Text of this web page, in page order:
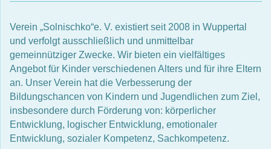
Verein „Solnischko“e. V. existiert seit 2008 in Wuppertal
und verfolgt ausschließlich und unmittelbar
gemeinnütziger Zwecke. Wir bieten ein vielfältiges
Angebot für Kinder verschiedenen Alters und für ihre Eltern
an. Unser Verein hat die Verbesserung der
Bildungschancen von Kindern und Jugendlichen zum Ziel,
insbesondere durch Förderung von: körperlicher
Entwicklung, logischer Entwicklung, emotionaler
Entwicklung, sozialer Kompetenz, Sachkompetenz.